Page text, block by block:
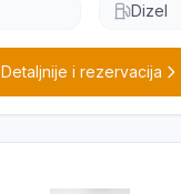
Dizel
Detaljnije i rezervacija